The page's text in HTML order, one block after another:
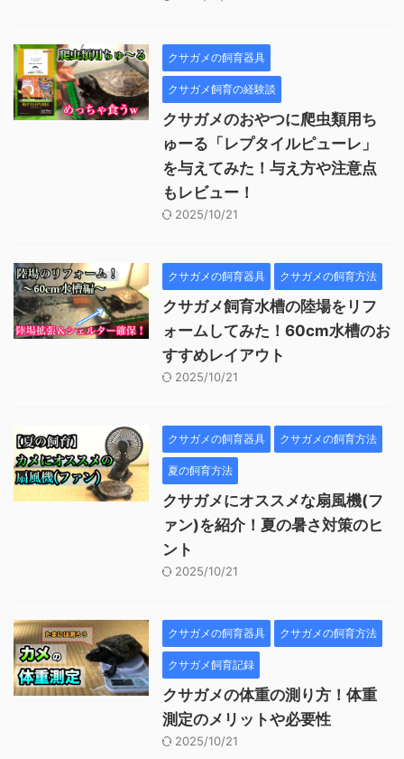
クサガメの飼育器具
クサガメ飼育の経験談
クサガメのおやつに爬虫類用ち
ゅーる「レプタイルピューレ」
を与えてみた！与え方や注意点
もレビュー！
2025/10/21
クサガメの飼育器具 クサガメの飼育方法
クサガメ飼育水槽の陸場をリフ
ォームしてみた！60cm水槽のお
すすめレイアウト
2025/10/21
クサガメの飼育器具 クサガメの飼育方法
夏の飼育方法
クサガメにオススメな扇風機(フ
ァン)を紹介！夏の暑さ対策のヒ
ント
2025/10/21
クサガメの飼育器具 クサガメの飼育方法
クサガメ飼育記録
クサガメの体重の測り方！体重
測定のメリットや必要性
2025/10/21